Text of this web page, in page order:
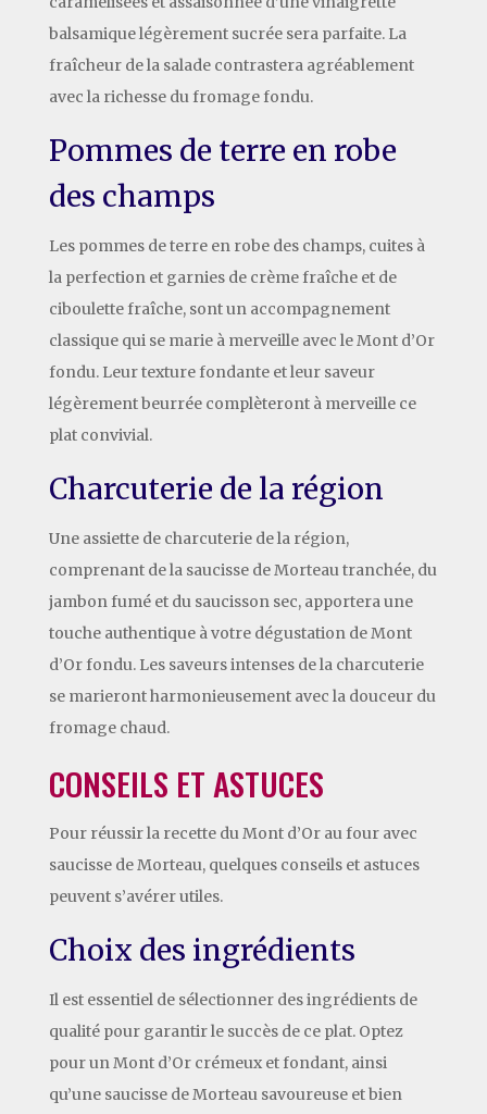
balsamique légèrement sucrée sera parfaite. La
fraîcheur de la salade contrastera agréablement
avec la richesse du fromage fondu.
Pommes de terre en robe
des champs
Les pommes de terre en robe des champs, cuites à
la perfection et garnies de crème fraîche et de
ciboulette fraîche, sont un accompagnement
classique qui se marie à merveille avec le Mont d’Or
fondu. Leur texture fondante et leur saveur
légèrement beurrée complèteront à merveille ce
plat convivial.
Charcuterie de la région
Une assiette de charcuterie de la région,
comprenant de la saucisse de Morteau tranchée, du
jambon fumé et du saucisson sec, apportera une
touche authentique à votre dégustation de Mont
d’Or fondu. Les saveurs intenses de la charcuterie
se marieront harmonieusement avec la douceur du
fromage chaud.
CONSEILS ET ASTUCES
Pour réussir la recette du Mont d’Or au four avec
saucisse de Morteau, quelques conseils et astuces
peuvent s’avérer utiles.
Choix des ingrédients
Il est essentiel de sélectionner des ingrédients de
qualité pour garantir le succès de ce plat. Optez
pour un Mont d’Or crémeux et fondant, ainsi
qu’une saucisse de Morteau savoureuse et bien